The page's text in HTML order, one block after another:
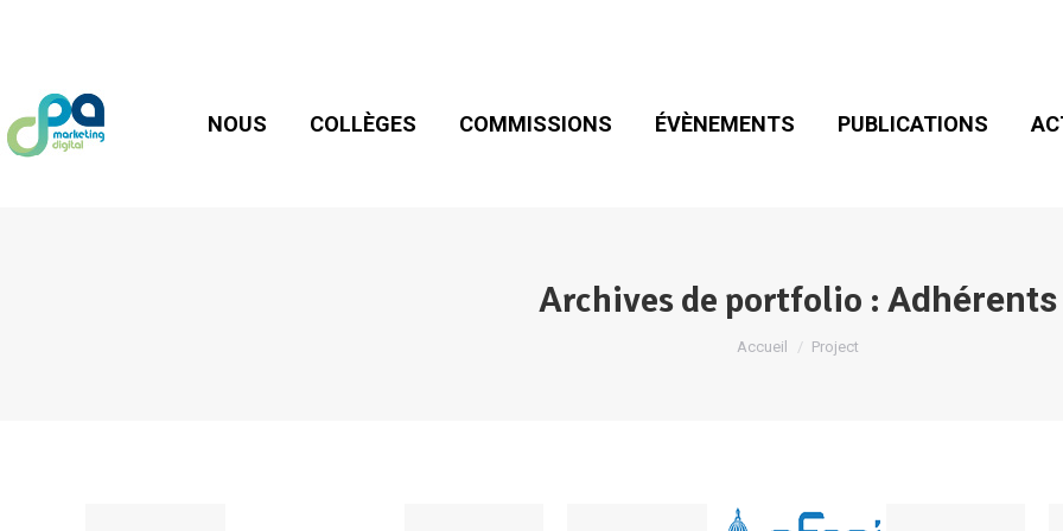
NOUS COLLÈGES COMMISSIONS ÉVÈNEMENTS PUBLICATIONS
Archives de portfolio : Adhérents
Accueil Project